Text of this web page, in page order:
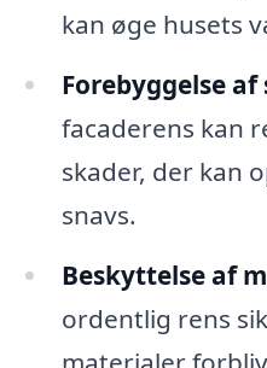
kan øge husets
Forebyggelse af
facaderens kan
skader, der kan
snavs.
Beskyttelse af
ordentlig rens